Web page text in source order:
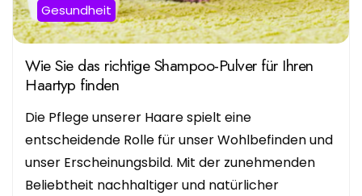
Gesundheit
Wie Sie das richtige Shampoo-Pulver für Ihren
Haartyp finden
Die Pflege unserer Haare spielt eine
entscheidende Rolle für unser Wohlbefinden und
unser Erscheinungsbild. Mit der zunehmenden
Beliebtheit nachhaltiger und natürlicher